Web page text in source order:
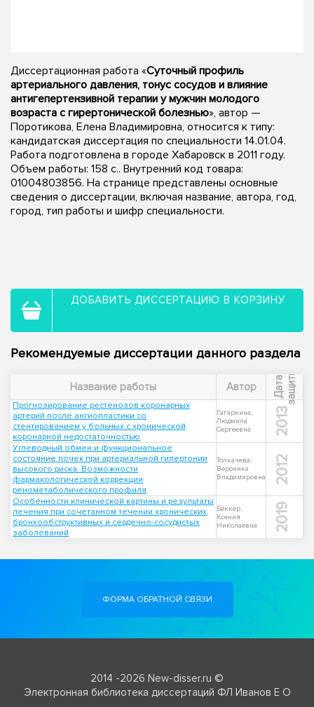
Диссертационная работа «Суточный профиль
артериального давления, тонус сосудов и влияние
антигепертензивной терапии у мужчин молодого
возраста с гирертонической болезнью», автор —
Поротикова, Елена Владимировна, относится к типу:
кандидатская диссертация по специальности 14.01.04.
Работа подготовлена в городе Хабаровск в 2011 году.
Объем работы: 158 с.. Внутренний код товара:
01004803856. На странице представлены основные
сведения о диссертации, включая название, автора, год,
город, тип работы и шифр специальности.
ДОБАВИТЬ ДИССЕРТАЦИЮ В КОРЗИНУ
Рекомендуемые диссертации данного раздела
Название работы Автор Д
а
т
а
з
а
щ
и
т ы
Прогнозирование рестенозов коронарных
артерий после ангиопластики со
стентированием у больных с хронической
коронарной недостаточностью
Гагаркина,
Людмила
Сергеевна
2013
Углеводный обмен и функциональное
состояние почек при артериальной гипертонии
высокого риска. Возможности
фармакологической коррекции
ренометаболического профиля
Толкачева,
Вероника
Владимировна
2012
Особенности клинической картины и результаты
лечения при сочетанном течении хронических
бронхообструктивных и сердечно-сосудистых
заболеваний
Беккер,
Ксения
Николаевна
2019
ФОРМА ОБРАТНОЙ СВЯЗИ
2014 -2026 New-disser.ru ©
Электронная библиотека диссертаций ФЛ Иванов Е О